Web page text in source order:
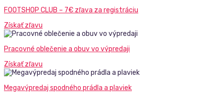
FOOTSHOP CLUB – 7€ zľava za registráciu
Získať zľavu
Pracovné oblečenie a obuv vo výpredaji
Získať zľavu
Megavýpredaj spodného prádla a plaviek